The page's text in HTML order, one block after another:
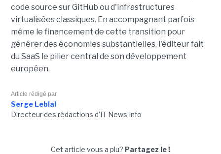
code source sur GitHub ou d'infrastructures
virtualisées classiques. En accompagnant parfois
même le financement de cette transition pour
générer des économies substantielles, l'éditeur fait
du SaaS le pilier central de son développement
européen.
Article rédigé par
Serge Leblal
Directeur des rédactions d'IT News Info
Cet article vous a plu? Partagez le !